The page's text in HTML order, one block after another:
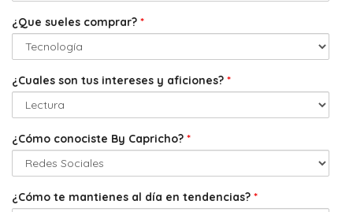
¿Que sueles comprar? *
¿Cuales son tus intereses y aficiones? *
¿Cómo conociste By Capricho? *
¿Cómo te mantienes al día en tendencias? *